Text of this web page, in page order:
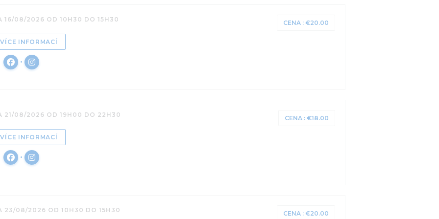
16/08/2026 OD 10H30 DO 15H30 CENA : €20.00
VÍCE INFORMACÍ((OTEVŘE SE V NOVÉM OKNĚ))
Facebook ((otevře se v novém okně))
Instagram ((otevře se v novém okně))
21/08/2026 OD 19H00 DO 22H30 CENA : €18.00
VÍCE INFORMACÍ
Facebook ((otevře se v novém okně))
Instagram ((otevře se v novém okně))
23/08/2026 OD 10H30 DO 15H30 CENA : €20.00